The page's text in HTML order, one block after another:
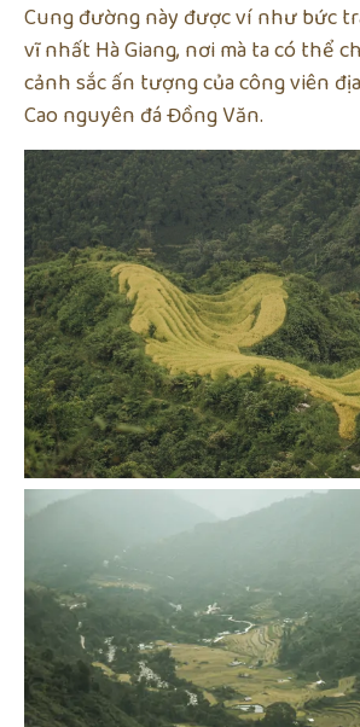
Cung đường này được ví như bức
vĩ nhất Hà Giang, nơi mà ta có thể
cảnh sắc ấn tượng của công viên
Cao nguyên đá Đồng Văn.